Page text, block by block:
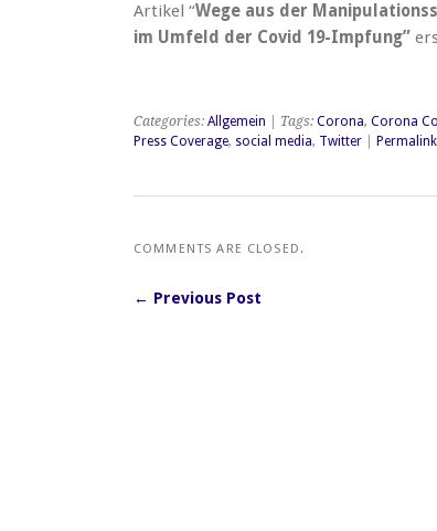
Artikel “Wege aus der
im Umfeld der Covid 19-Impfung”
Categories: Allgemein | Tags: Corona, Corona
Press Coverage, social media, Twitter Permalink
COMMENTS ARE CLOSED.
← Previous Post